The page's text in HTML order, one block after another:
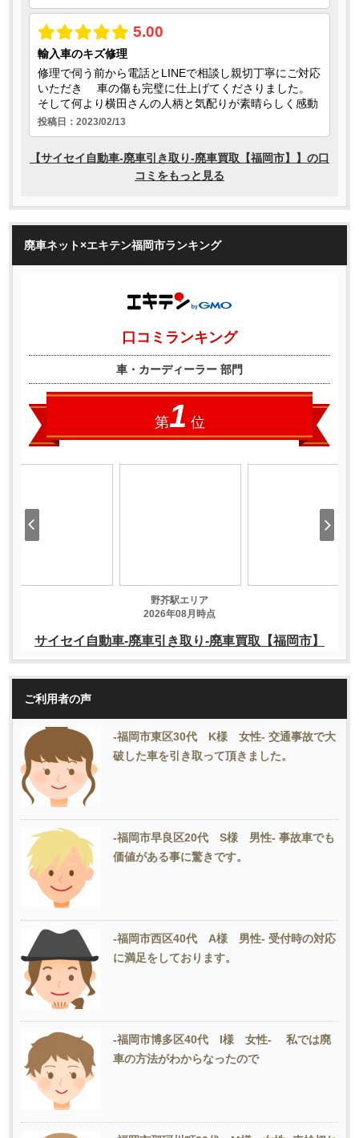
廃車ネット×エキテン福岡市ランキング
ご利用者の声
-福岡市東区30代 K様 女性- 交通事故で大
破した車を引き取って頂きました。
-福岡市早良区20代 S様 男性- 事故車でも
価値がある事に驚きです。
-福岡市西区40代 A様 男性- 受付時の対応
に満足をしております。
-福岡市博多区40代 I様 女性- 私では廃
車の方法がわからなったので